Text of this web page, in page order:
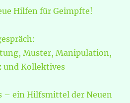
Hilfen für Geimpfte!
Muster, Manipulation,
und Kollektives
– ein Hilfsmittel der Neuen